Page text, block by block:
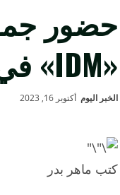
حضور
«IDM» في معرض أوتو تك
الخبر اليوم أكتوبر 16, 2023
كتب ماهر بدر